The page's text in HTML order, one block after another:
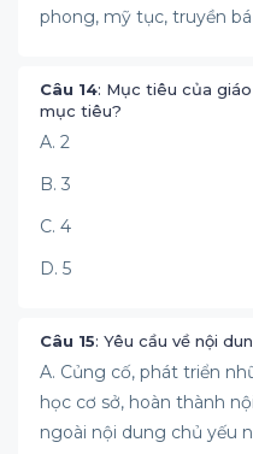
phong, mỹ tục, truyền
Câu 14: Mục tiêu của
mục tiêu?
A. 2
B. 3
C. 4
D. 5
Câu 15: Yêu cầu về nội
A. Củng cố, phát triển
học cơ sở, hoàn thành
ngoài nội dung chủ yếu